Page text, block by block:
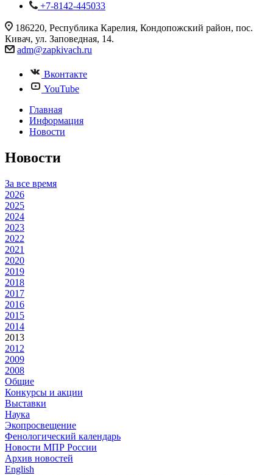
+7-8142-445033
186220, Республика Карелия, Кондопожский район, пос.
Кивач, ул. Заповедная, 14.
adm@zapkivach.ru
Вконтакте
YouTube
Главная
Информация
Новости
Новости
За все время
2026
2025
2024
2023
2022
2021
2020
2019
2018
2017
2016
2015
2014
2013
2012
2009
2008
Общие
Конкурсы и акции
Выставки
Наука
Экопросвещение
Фенологический календарь
Новости МПР России
Архив новостей
English